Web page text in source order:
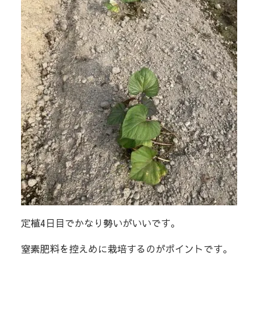
定植4日目でかなり勢いがいいです。
窒素肥料を控えめに栽培するのがポイントです。